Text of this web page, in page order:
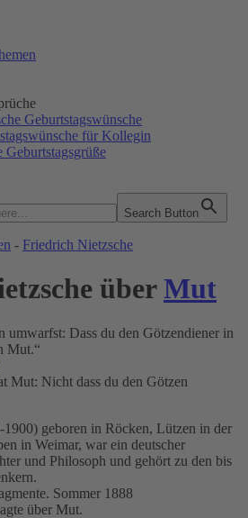
Geburtstagswünsche
für Kollegin
Geburtstagsgrüße
Search Button
- Friedrich Nietzsche
überMut
umwarfst: Dass du den Götzendiener in
Mut.“
geboren in Röcken, Lützen in der
in Weimar, war ein deutscher
und Philosoph und gehört zu den bis
Sommer 1888
über Mut.